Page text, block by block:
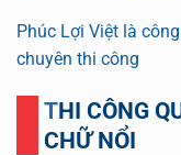
Phúc Lợi Việt là
chuyên thi công
THI CÔNG QUẢNG CÁO ĐÀ NẴNG BẢNG
CHỮ NỔI